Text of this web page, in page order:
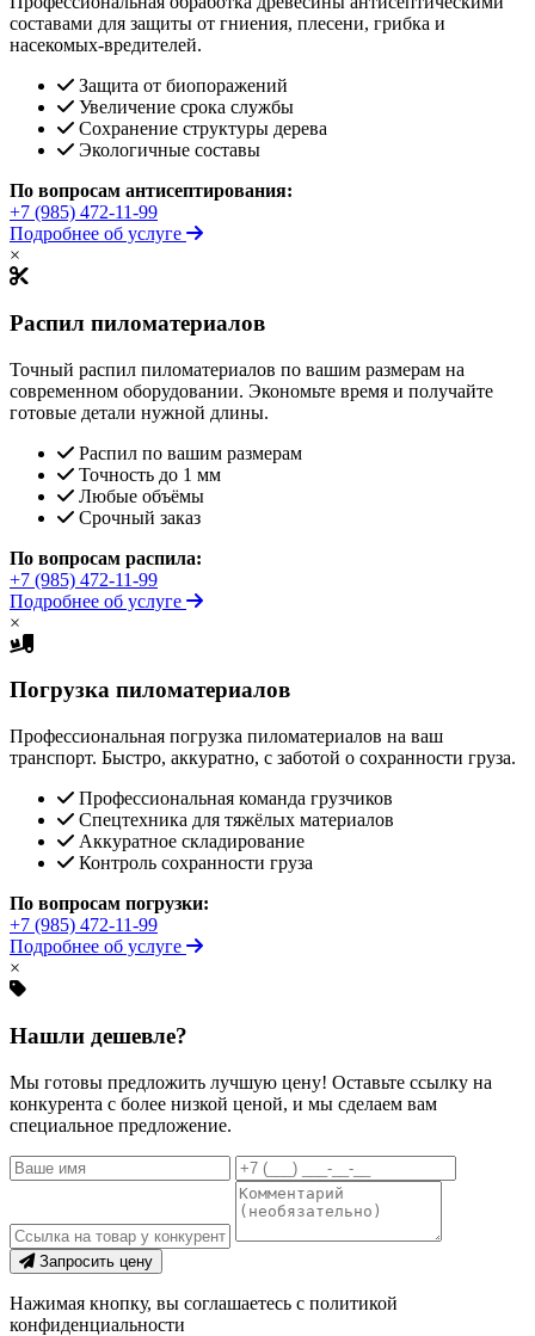
составами для защиты от гниения, плесени, грибка и
насекомых-вредителей.
Защита от биопоражений
Увеличение срока службы
Сохранение структуры дерева
Экологичные составы
По вопросам антисептирования:
+7 (985) 472-11-99
Подробнее об услуге
×
Распил пиломатериалов
Точный распил пиломатериалов по вашим размерам на
современном оборудовании. Экономьте время и получайте
готовые детали нужной длины.
Распил по вашим размерам
Точность до 1 мм
Любые объёмы
Срочный заказ
По вопросам распила:
+7 (985) 472-11-99
Подробнее об услуге
×
Погрузка пиломатериалов
Профессиональная погрузка пиломатериалов на ваш
транспорт. Быстро, аккуратно, с заботой о сохранности груза.
Профессиональная команда грузчиков
Спецтехника для тяжёлых материалов
Аккуратное складирование
Контроль сохранности груза
По вопросам погрузки:
+7 (985) 472-11-99
Подробнее об услуге
×
Нашли дешевле?
Мы готовы предложить лучшую цену! Оставьте ссылку на
конкурента с более низкой ценой, и мы сделаем вам
специальное предложение.
Запросить цену
Нажимая кнопку, вы соглашаетесь с политикой
конфиденциальности